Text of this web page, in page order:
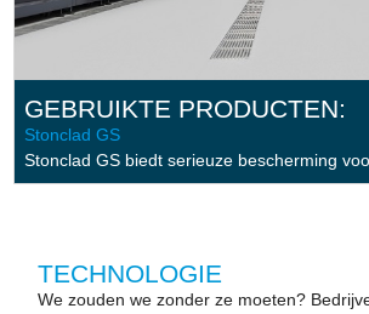
GEBRUIKTE PRODUCTEN:
Stonclad GS
Stonclad GS biedt serieuze bescherming
Stonblend GSI
TECHNOLOGIE
We zouden we zonder ze moeten?